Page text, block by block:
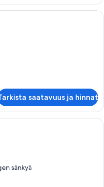
jossa on suuri sänky,
saatavuus ja hinnat
Suite Deluxe | Ylelliset
sänkyä